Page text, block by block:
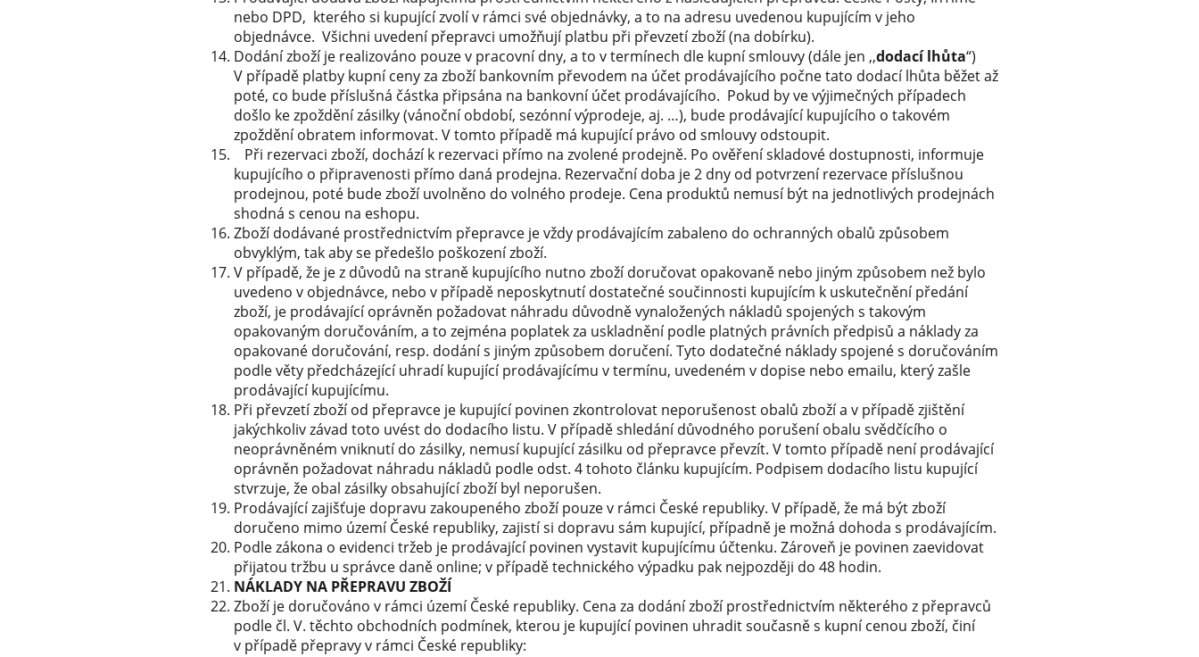
nebo DPD, kterého si kupující zvolí v rámci své objednávky, a to na adresu uvedenou kupujícím v jeho
objednávce. Všichni uvedení přepravci umožňují platbu při převzetí zboží (na dobírku).
Dodání zboží je realizováno pouze v pracovní dny, a to v termínech dle kupní smlouvy (dále jen ,,dodací lhůta“)
V případě platby kupní ceny za zboží bankovním převodem na účet prodávajícího počne tato dodací lhůta běžet až
poté, co bude příslušná částka připsána na bankovní účet prodávajícího. Pokud by ve výjimečných případech
došlo ke zpoždění zásilky (vánoční období, sezónní výprodeje, aj. …), bude prodávající kupujícího o takovém
zpoždění obratem informovat. V tomto případě má kupující právo od smlouvy odstoupit.
Při rezervaci zboží, dochází k rezervaci přímo na zvolené prodejně. Po ověření skladové dostupnosti, informuje
kupujícího o připravenosti přímo daná prodejna. Rezervační doba je 2 dny od potvrzení rezervace příslušnou
prodejnou, poté bude zboží uvolněno do volného prodeje. Cena produktů nemusí být na jednotlivých prodejnách
shodná s cenou na eshopu.
Zboží dodávané prostřednictvím přepravce je vždy prodávajícím zabaleno do ochranných obalů způsobem
obvyklým, tak aby se předešlo poškození zboží.
V případě, že je z důvodů na straně kupujícího nutno zboží doručovat opakovaně nebo jiným způsobem než bylo
uvedeno v objednávce, nebo v případě neposkytnutí dostatečné součinnosti kupujícím k uskutečnění předání
zboží, je prodávající oprávněn požadovat náhradu důvodně vynaložených nákladů spojených s takovým
opakovaným doručováním, a to zejména poplatek za uskladnění podle platných právních předpisů a náklady za
opakované doručování, resp. dodání s jiným způsobem doručení. Tyto dodatečné náklady spojené s doručováním
podle věty předcházející uhradí kupující prodávajícímu v termínu, uvedeném v dopise nebo emailu, který zašle
prodávající kupujícímu.
Při převzetí zboží od přepravce je kupující povinen zkontrolovat neporušenost obalů zboží a v případě zjištění
jakýchkoliv závad toto uvést do dodacího listu. V případě shledání důvodného porušení obalu svědčícího o
neoprávněném vniknutí do zásilky, nemusí kupující zásilku od přepravce převzít. V tomto případě není prodávající
oprávněn požadovat náhradu nákladů podle odst. 4 tohoto článku kupujícím. Podpisem dodacího listu kupující
stvrzuje, že obal zásilky obsahující zboží byl neporušen.
Prodávající zajišťuje dopravu zakoupeného zboží pouze v rámci České republiky. V případě, že má být zboží
doručeno mimo území České republiky, zajistí si dopravu sám kupující, případně je možná dohoda s prodávajícím.
Podle zákona o evidenci tržeb je prodávající povinen vystavit kupujícímu účtenku. Zároveň je povinen zaevidovat
přijatou tržbu u správce daně online; v případě technického výpadku pak nejpozději do 48 hodin.
NÁKLADY NA PŘEPRAVU ZBOŽÍ
Zboží je doručováno v rámci území České republiky. Cena za dodání zboží prostřednictvím některého z přepravců
podle čl. V. těchto obchodních podmínek, kterou je kupující povinen uhradit současně s kupní cenou zboží, činí
v případě přepravy v rámci České republiky: